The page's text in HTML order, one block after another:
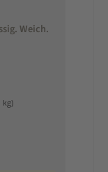
Weich.
kg)